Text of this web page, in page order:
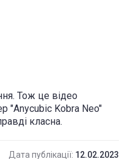
Тож це відео
"Anycubic Kobra Neo"
класна.
Дата публікації: 12.02.2023